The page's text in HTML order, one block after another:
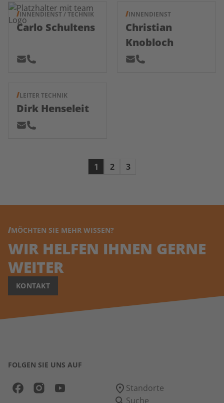
INNENDIENST / TECHNIK
Carlo Schultens
INNENDIENST
Christian
Knobloch
LEITER TECHNIK
Dirk Henseleit
1 2 3
MÖCHTEN SIE MEHR WISSEN?
WIR HELFEN IHNEN GERNE
WEITER
KONTAKT
FOLGEN SIE UNS AUF
Standorte
Suche